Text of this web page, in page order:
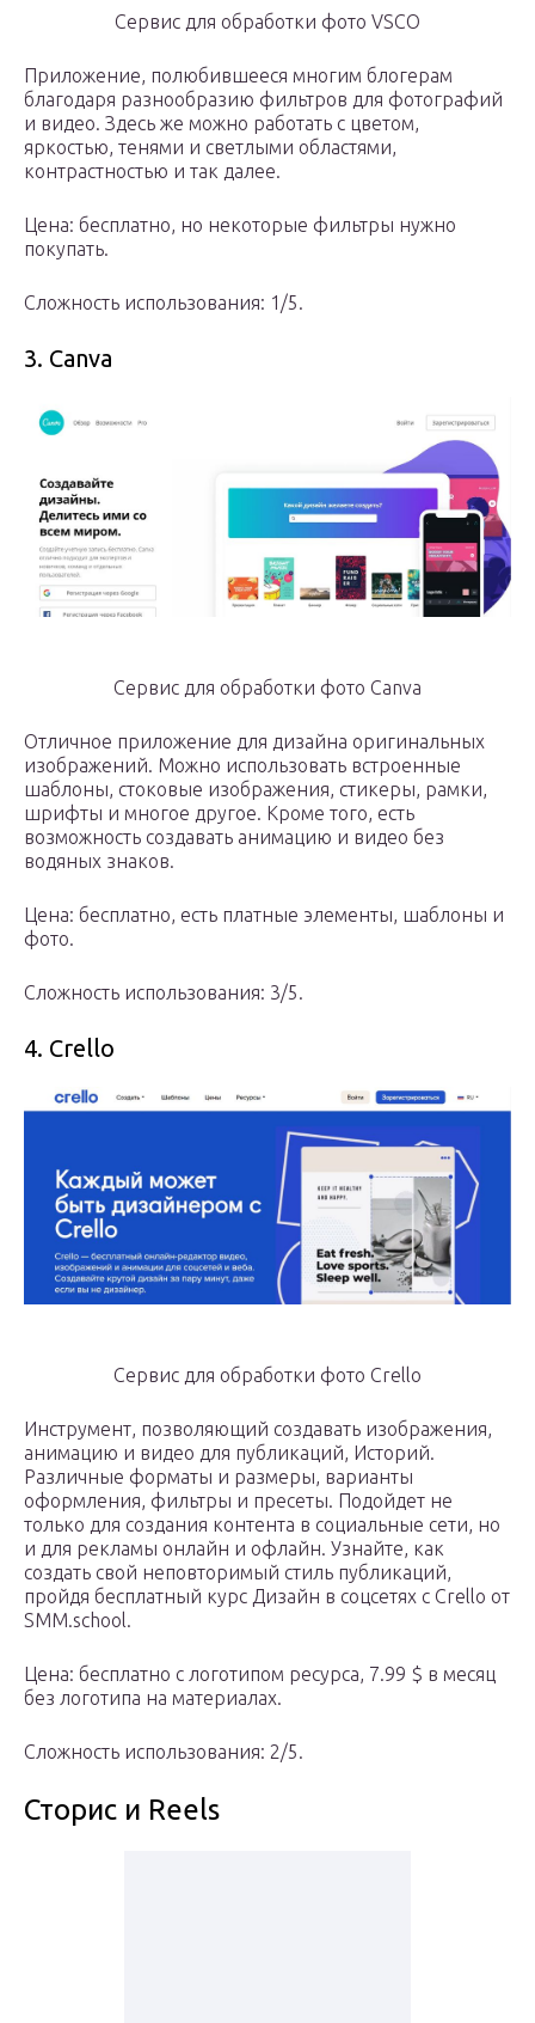
Сервис для обработки фото VSCO
Приложение, полюбившееся многим блогерам
благодаря разнообразию фильтров для фотографий
и видео. Здесь же можно работать с цветом,
яркостью, тенями и светлыми областями,
контрастностью и так далее.
Цена: бесплатно, но некоторые фильтры нужно
покупать.
Сложность использования: 1/5.
3. Canva
Сервис для обработки фото Canva
Отличное приложение для дизайна оригинальных
изображений. Можно использовать встроенные
шаблоны, стоковые изображения, стикеры, рамки,
шрифты и многое другое. Кроме того, есть
возможность создавать анимацию и видео без
водяных знаков.
Цена: бесплатно, есть платные элементы, шаблоны и
фото.
Сложность использования: 3/5.
4. Crello
Сервис для обработки фото Crello
Инструмент, позволяющий создавать изображения,
анимацию и видео для публикаций, Историй.
Различные форматы и размеры, варианты
оформления, фильтры и пресеты. Подойдет не
только для создания контента в социальные сети, но
и для рекламы онлайн и офлайн. Узнайте, как
создать свой неповторимый стиль публикаций,
пройдя бесплатный курс Дизайн в соцсетях с Crello от
SMM.school.
Цена: бесплатно с логотипом ресурса, 7.99 $ в месяц
без логотипа на материалах.
Сложность использования: 2/5.
Сторис и Reels